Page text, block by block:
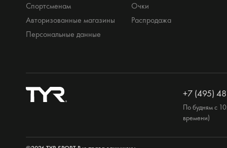
Спортсменам
Авторизованные магазины
Персональные данные
Очки
Распродажа
+7 (495)
По будням с
времени)